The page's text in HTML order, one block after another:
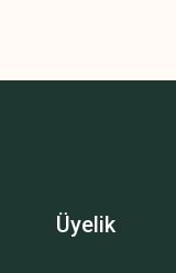
Üyelik